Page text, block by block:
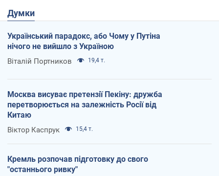
Думки
Український парадокс, або Чому у Путіна
нічого не вийшло з Україною
Віталій Портников 19,4 т.
Москва висуває претензії Пекіну: дружба
перетворюється на залежність Росії від
Китаю
Віктор Каспрук 15,4 т.
Кремль розпочав підготовку до свого
"останнього ривку"